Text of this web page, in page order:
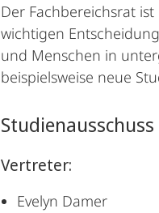
Der Fachbereichsrat
wichtigen
und Menschen in
beispielsweise neue
Studienausschuss
Vertreter:
Evelyn Damer